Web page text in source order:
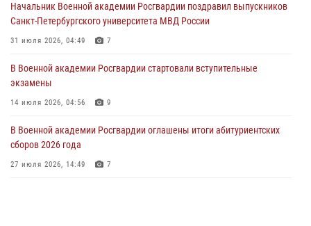
108 лет со дня образования подразделений связи войск
Начальник Военной академии Росгвардии поздравил выпускников
Санкт-Петербургского университета МВД России
31 июля 2026, 04:49 7
В Военной академии Росгвардии стартовали вступительные
экзамены
14 июля 2026, 04:56 9
В Военной академии Росгвардии оглашены итоги абитуриентских
сборов 2026 года
27 июля 2026, 14:49 7